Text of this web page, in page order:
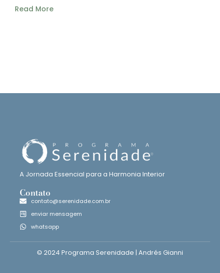
Read More
A Jornada Essencial para a Harmonia Interior
Contato
contato@serenidade.com.br
enviar mensagem
whatsapp
© 2024 Programa Serenidade | Andrés Gianni